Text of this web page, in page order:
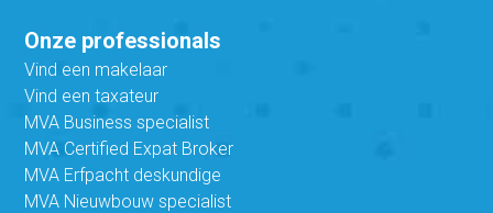
Onze professionals
Vind een makelaar
Vind een taxateur
MVA Business specialist
MVA Certified Expat Broker
MVA Erfpacht deskundige
MVA Nieuwbouw specialist